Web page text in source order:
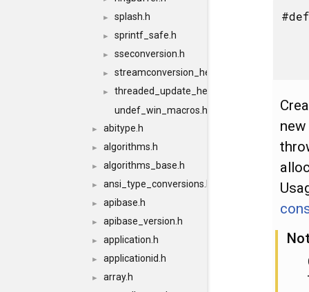
► splash.h
► sprintf_safe.h
► sseconversion.h
► streamconversion_helper.h
►
threaded_update_helper.h
undef_win_macros.h
► abitype.h
► algorithms.h
► algorithms_base.h
► ansi_type_conversions.h
► apibase.h
► apibase_version.h
► application.h
► applicationid.h
►
array.h